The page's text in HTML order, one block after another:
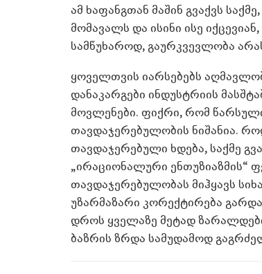
ამ ხაფანგთან მაშინ გვაქვს
მომავალს და ისინი ისე
სამწუხაროდ, გაურკვევლობა
ყოველთვის იარსებებს
დანაკარგები ინდუსტრიის
მოვლენები. ფიქრი, რომ
თავდაჯერებულობის ნიშანია.
თავდაჯერებული ხდება, საქმე
„ირაციონალური ენთუზიაზმის“
თავდაჯერებულობას მიჰყავს
უზარმაზარი კორექტირება
დროს ყველაზე მეტად
ბაზრის ზრდა სამუდამოდ